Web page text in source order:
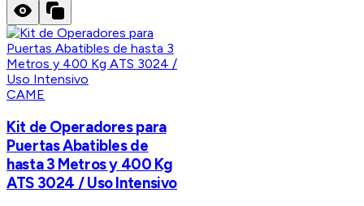
CAME
Kit de Operadores para
Puertas Abatibles de
hasta 3 Metros y 400 Kg
ATS 3024 / Uso Intensivo